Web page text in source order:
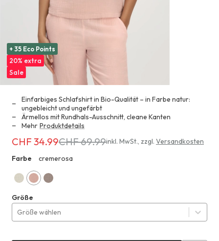
+ 35 Eco Points
20% extra
Sale
Einfarbiges Schlafshirt in Bio-Qualität – in Farbe natur:
ungebleicht und ungefärbt
Ärmellos mit Rundhals-Ausschnitt, cleane Kanten
Mehr Produktdetails
Erhältlich
CHF 34.99
anstatt
CHF 69.99
CHF 34.99CHF 69.99inkl. MwSt., zzgl. Versandkosten
Farbe
cremerosa
Größe
Größe wählen